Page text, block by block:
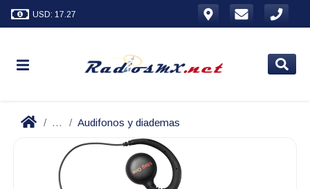
USD: 17.27
... Audifonos y diademas